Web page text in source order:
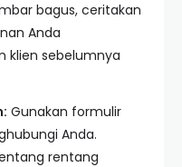
bagus, ceritakan
Anda
klien sebelumnya
Gunakan formulir
Anda.
rentang